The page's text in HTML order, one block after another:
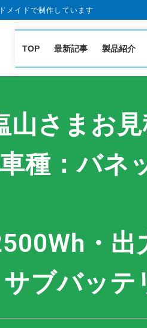
メイドで制作しています
TOP 最新記事 製品紹介
山さまお見
車種：バネ
・出
ブバッテ